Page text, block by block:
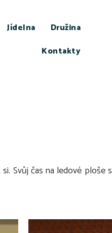
Jídelna
Družina
Kontakty
Svůj čas na ledové ploše